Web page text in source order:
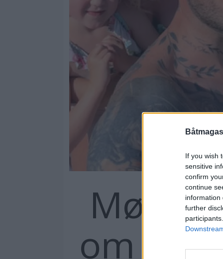
If you wish
sensitive
confirm
continue
information
further
Møt
om